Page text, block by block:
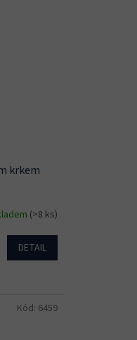
krkem
(>8 ks)
DETAIL
Kód: 6459